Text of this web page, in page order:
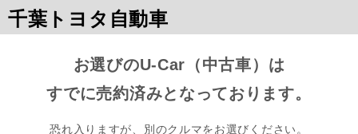
千葉トヨタ自動車
お選びのU-Car（中古車）は
すでに売約済みとなっております。
恐れ入りますが、別のクルマをお選びください。